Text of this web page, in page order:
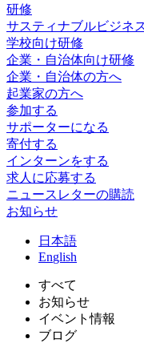
研修
サスティナブルビジネ
学校向け研修
企業・自治体向け研修
企業・自治体の方へ
起業家の方へ
参加する
サポーターになる
寄付する
インターンをする
求人に応募する
ニュースレターの購読
お知らせ
日 本語
English
すべて
お知らせ
イベント情報
ブログ